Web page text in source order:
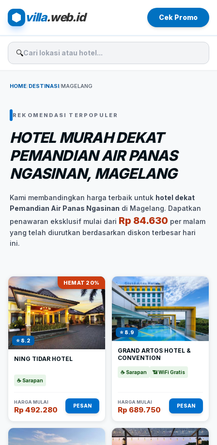
villa.web.id Cek Promo
🔍
HOME/DESTINASI/MAGELANG
REKOMENDASI TERPOPULER
HOTEL MURAH DEKAT
PEMANDIAN AIR PANAS
NGASINAN, MAGELANG
Kami membandingkan harga terbaik untuk hotel dekat
Pemandian Air Panas Ngasinan di Magelang. Dapatkan
penawaran eksklusif mulai dari Rp 84.630 per malam
yang telah diurutkan berdasarkan diskon terbesar hari
ini.
HEMAT 20%
⭐ 8.2
NING TIDAR HOTEL
☕ Sarapan
HARGA MULAI
Rp 492.280 PESAN
⭐ 8.9
GRAND ARTOS HOTEL &
CONVENTION
☕ Sarapan 📶 WiFi Gratis
HARGA MULAI
Rp 689.750 PESAN